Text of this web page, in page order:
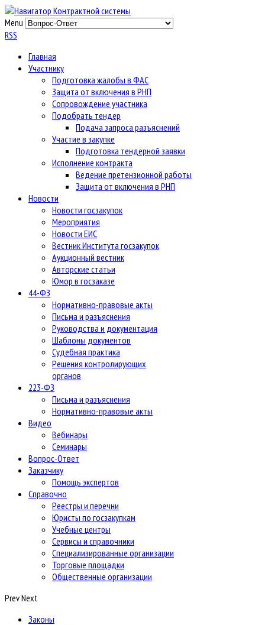
Menu
RSS
Главная
Участнику
Подготовка жалобы в ФАС
Защита от включения в РНП
Сопровождение участника
Подобрать тендер
Подача запроса разъяснений
Участие в закупке
Подготовка тендерной заявки
Исполнение контракта
Ведение претензионной работы
Защита от включения в РНП
Новости
Новости госзакупок
Мероприятия
Новости ЕИС
Вестник Института госзакупок
Аукционный вестник
Авторские статьи
Юмор в госзаказе
44-ФЗ
Нормативно-правовые акты
Письма и разъяснения
Руководства и документация
Шаблоны документов
Судебная практика
Решения контролирующих
органов
223-ФЗ
Письма и разъяснения
Нормативно-правовые акты
Видео
Вебинары
Семинары
Вопрос-Ответ
Заказчику
Помощь экспертов
Справочно
Реестры и перечни
Юристы по госзакупкам
Учебные центры
Сервисы и справочники
Специализированные организации
Торговые площадки
Общественные организации
PrevNext
Законы